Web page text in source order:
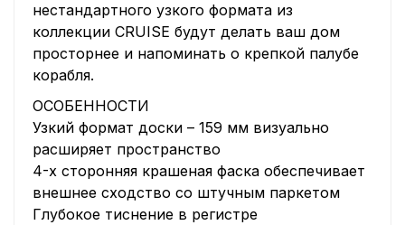
нестандартного узкого формата из
коллекции CRUISE будут делать ваш дом
просторнее и напоминать о крепкой палубе
корабля.
ОСОБЕННОСТИ
Узкий формат доски – 159 мм визуально
расширяет пространство
4-х сторонняя крашеная фаска обеспечивает
внешнее сходство со штучным паркетом
Глубокое тиснение в регистре